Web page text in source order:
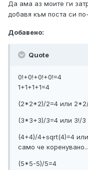
Да ама аз моите ги
добавя към поста си
Добавено:
Quote
0!+0!+0!+0!=4
1+1+1+1=4
(2*2*2)/2=4 или
(3*3+3)/3=4 или 3!/3
(4+4)/4+sqrt(4)=4
само че коренувано...
(5*5-5)/5=4